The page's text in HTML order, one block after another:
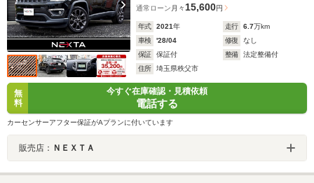
通常ローン 月々 15,600円
年式 2021年 走行 6.7万km
車検
'28/04 修復
なし
保証
保証付 整備
法定整備付
住所
埼玉県秩父市
無
料
今すぐ在庫確認・見積依頼
電話する
カーセンサーアフター保証がAプランに付いています
販売店： ＮＥＸＴＡ